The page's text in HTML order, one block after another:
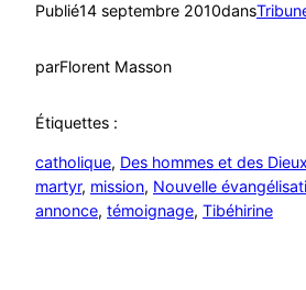
Publié14 septembre 2010dans
parFlorent Masson
Étiquettes :
catholique, Des hommes et des Dieux
martyr, mission, Nouvelle
annonce, témoignage, Tibéhirine